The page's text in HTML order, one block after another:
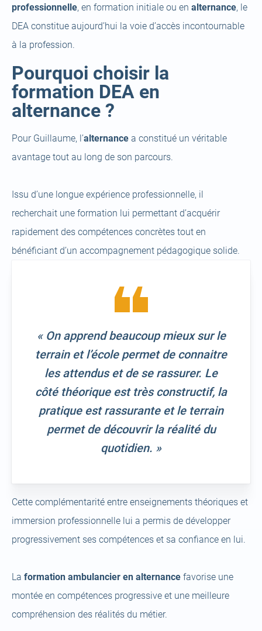
professionnelle, en formation initiale ou en alternance, le
DEA constitue aujourd’hui la voie d’accès incontournable
à la profession.
Pourquoi choisir la
formation DEA en
alternance ?
Pour Guillaume, l’alternance a constitué un véritable
avantage tout au long de son parcours.
Issu d’une longue expérience professionnelle, il
recherchait une formation lui permettant d’acquérir
rapidement des compétences concrètes tout en
bénéficiant d’un accompagnement pédagogique solide.
« On apprend beaucoup mieux sur le
terrain et l’école permet de connaitre
les attendus et de se rassurer. Le
côté théorique est très constructif, la
pratique est rassurante et le terrain
permet de découvrir la réalité du
quotidien. »
Cette complémentarité entre enseignements théoriques et
immersion professionnelle lui a permis de développer
progressivement ses compétences et sa confiance en lui.
La formation ambulancier en alternance favorise une
montée en compétences progressive et une meilleure
compréhension des réalités du métier.